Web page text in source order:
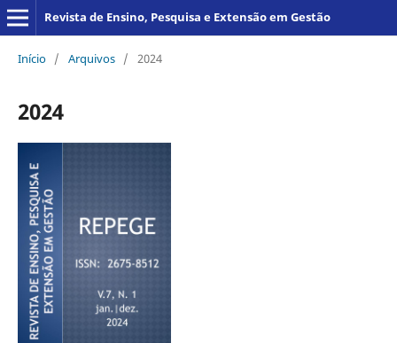
Revista de Ensino, Pesquisa e Extensão em Gestão
Início / Arquivos / 2024
2024